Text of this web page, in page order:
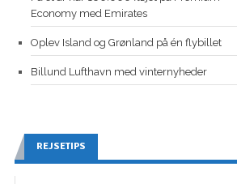
Economy med Emirates
Oplev Island og Grønland på én flybillet
Billund Lufthavn med vinternyheder
REJSETIPS